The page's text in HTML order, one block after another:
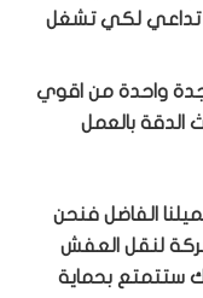
تداعي لكي تشغل
واحدة من اقوي
بالعمل
الفاضل فنحن
لنقل العفش
ستتمتع بحماية